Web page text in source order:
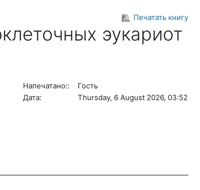
Печатать книгу
эукариот
Напечатано::
Гость
Дата:
Thursday, 6 August 2026, 03:52